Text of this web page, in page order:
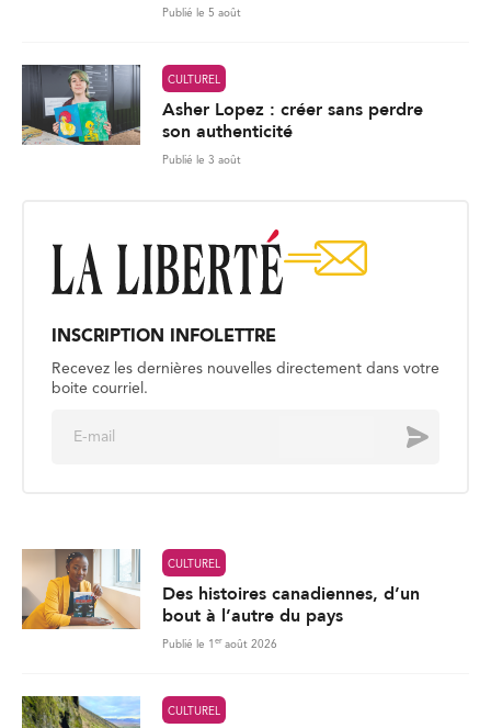
Publié le 5 août
CULTUREL
Asher Lopez : créer sans perdre
son authenticité
Publié le 3 août
INSCRIPTION INFOLETTRE
Recevez les dernières nouvelles directement dans votre
boite courriel.
Envoyer
CULTUREL
Des histoires canadiennes, d’un
bout à l’autre du pays
Publié le 1 er août 2026
CULTUREL